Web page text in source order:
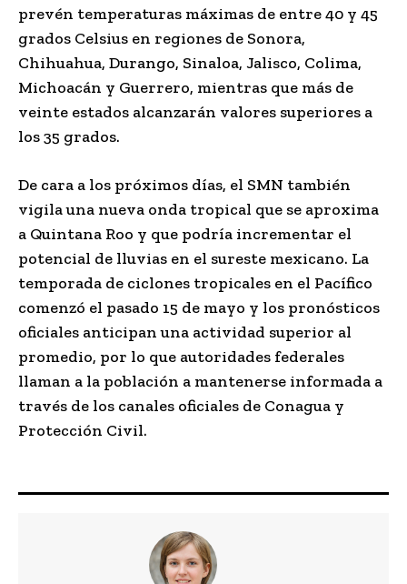
prevén temperaturas máximas de entre 40 y 45
grados Celsius en regiones de Sonora,
Chihuahua, Durango, Sinaloa, Jalisco, Colima,
Michoacán y Guerrero, mientras que más de
veinte estados alcanzarán valores superiores a
los 35 grados.
De cara a los próximos días, el SMN también
vigila una nueva onda tropical que se aproxima
a Quintana Roo y que podría incrementar el
potencial de lluvias en el sureste mexicano. La
temporada de ciclones tropicales en el Pacífico
comenzó el pasado 15 de mayo y los pronósticos
oficiales anticipan una actividad superior al
promedio, por lo que autoridades federales
llaman a la población a mantenerse informada a
través de los canales oficiales de Conagua y
Protección Civil.